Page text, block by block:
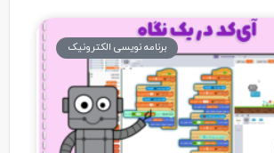
برنامه نویسی الکترونیک